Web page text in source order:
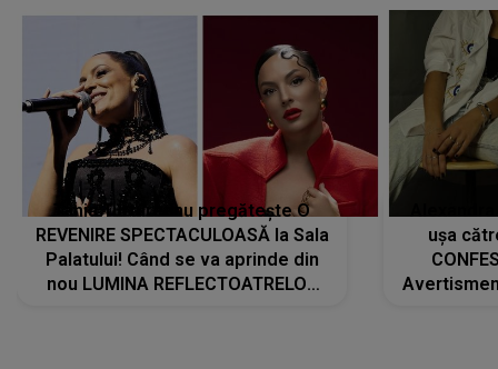
Tania Turtureanu pregătește O
REVENIRE SPECTACULOASĂ la Sala
Palatului! Când se va aprinde din
nou LUMINA REFLECTOATRELOR
ușa